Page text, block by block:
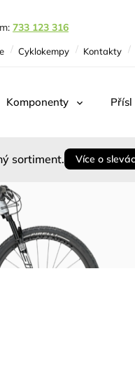
733 123 316
Cyklokempy Kontakty
Komponenty
sortiment. Více o